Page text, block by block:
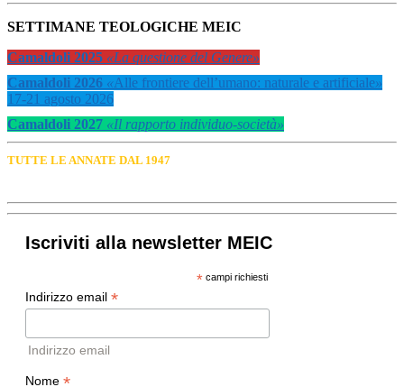
SETTIMANE TEOLOGICHE MEIC
Camaldoli 2025 «La questione del Genere»
Camaldoli 2026 «Alle frontiere dell’umano: naturale e artificiale»
17-21 agosto 2026
Camaldoli 2027 «Il rapporto individuo-società»
TUTTE LE ANNATE DAL 1947
Iscriviti alla newsletter MEIC
*campi richiesti
Indirizzo email *
Indirizzo email
Nome *